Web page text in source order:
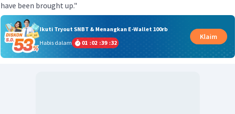
have been brought up."
Ikuti Tryout SNBT & Menangkan E-Wallet 100rb
Habis dalam
01 :02 :39 :31
Klaim